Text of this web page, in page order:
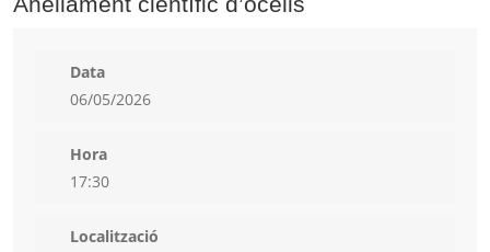
Data
06/05/2026
Hora
17:30
Localització